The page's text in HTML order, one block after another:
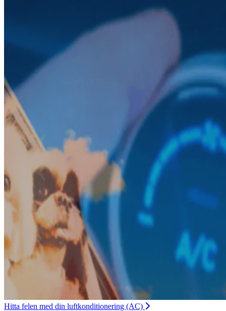
Hitta felen med din luftkonditionering (AC)